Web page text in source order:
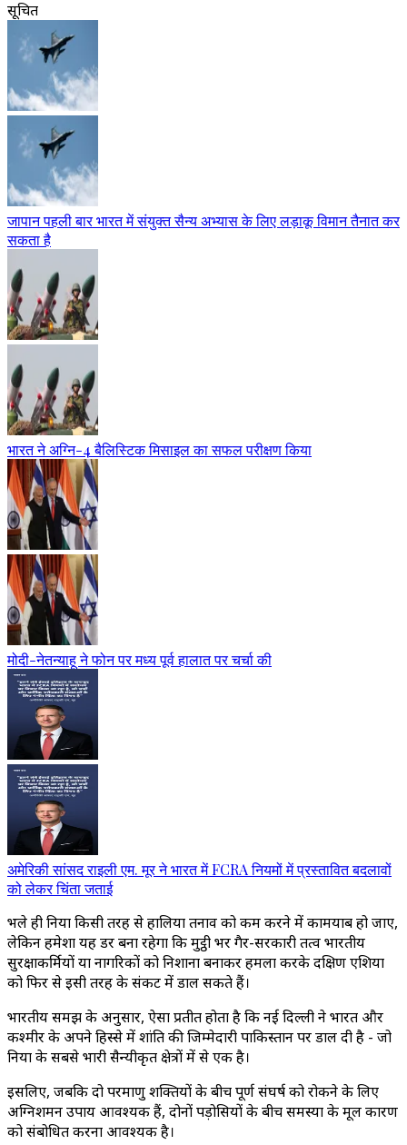
सूचित
जापान पहली बार भारत में संयुक्त सैन्य अभ्यास के लिए लड़ाकू विमान तैनात कर
सकता है
भारत ने अग्नि-4 बैलिस्टिक मिसाइल का सफल परीक्षण किया
मोदी-नेतन्याहू ने फोन पर मध्य पूर्व हालात पर चर्चा की
अमेरिकी सांसद राइली एम. मूर ने भारत में FCRA नियमों में प्रस्तावित बदलावों
को लेकर चिंता जताई
भले ही दुनिया किसी तरह से हालिया तनाव को कम करने में कामयाब हो जाए,
लेकिन हमेशा यह डर बना रहेगा कि मुट्ठी भर गैर-सरकारी तत्व भारतीय
सुरक्षाकर्मियों या नागरिकों को निशाना बनाकर हमला करके दक्षिण एशिया
को फिर से इसी तरह के संकट में डाल सकते हैं।
भारतीय समझ के अनुसार, ऐसा प्रतीत होता है कि नई दिल्ली ने भारत और
कश्मीर के अपने हिस्से में शांति की जिम्मेदारी पाकिस्तान पर डाल दी है - जो
दुनिया के सबसे भारी सैन्यीकृत क्षेत्रों में से एक है।
इसलिए, जबकि दो परमाणु शक्तियों के बीच पूर्ण संघर्ष को रोकने के लिए
अग्निशमन उपाय आवश्यक हैं, दोनों पड़ोसियों के बीच समस्या के मूल कारण
को संबोधित करना आवश्यक है।